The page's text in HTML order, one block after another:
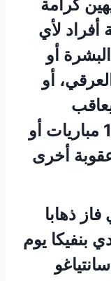
كرامة
أفراد لأي
أو
أو
بالإيقاف لمدة لا تقل عن 10 مباريات أو
أخرى
ذهابا
بنفيكا يوم